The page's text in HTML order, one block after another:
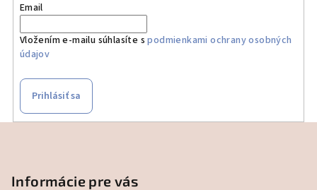
Email
Vložením e-mailu súhlasíte spodmienkami ochrany osobných
údajov
Prihlásiť sa
Informácie pre vás